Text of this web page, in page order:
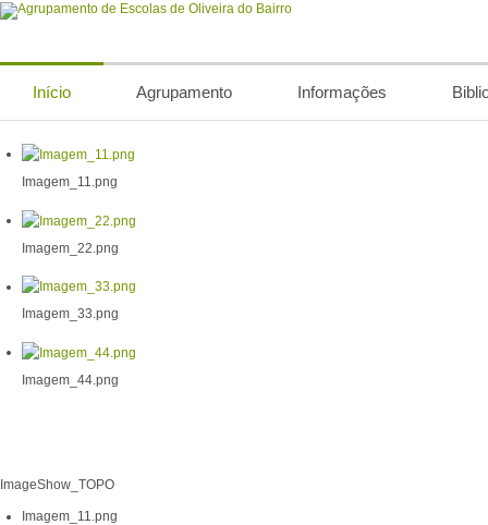
Início Agrupamento Informações
Imagem_11.png
Imagem_22.png
Imagem_33.png
Imagem_44.png
ImageShow_TOPO
Imagem_11.png